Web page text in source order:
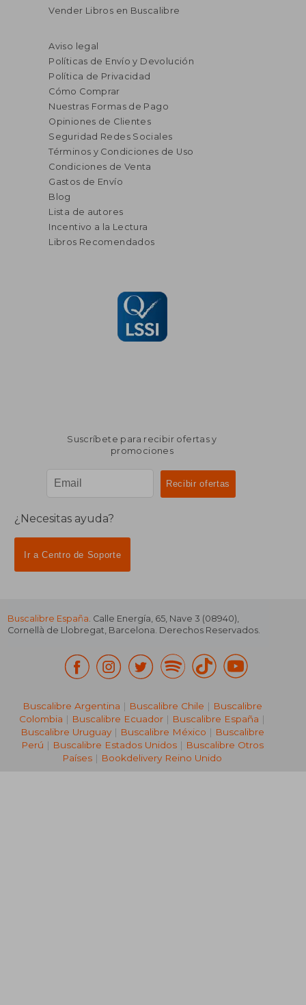
Vender Libros en Buscalibre
Aviso legal
Políticas de Envío y Devolución
Política de Privacidad
Cómo Comprar
Nuestras Formas de Pago
Opiniones de Clientes
Seguridad Redes Sociales
Términos y Condiciones de Uso
Condiciones de Venta
Gastos de Envío
Blog
Lista de autores
Incentivo a la Lectura
Libros Recomendados
Suscríbete para recibir ofertas y
promociones
¿Necesitas ayuda?
Ir a Centro de Soporte
Buscalibre España. Calle Energía, 65, Nave 3 (08940),
Cornellà de Llobregat, Barcelona. Derechos Reservados.
Buscalibre Argentina | Buscalibre Chile | Buscalibre
Colombia | Buscalibre Ecuador | Buscalibre España |
Buscalibre Uruguay| Buscalibre México | Buscalibre
Perú | Buscalibre Estados Unidos| Buscalibre Otros
Países | Bookdelivery Reino Unido